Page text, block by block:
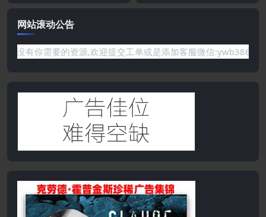
网站滚动公告
或是网站没有你需要的资源,欢迎提交工单或是添加客服微信